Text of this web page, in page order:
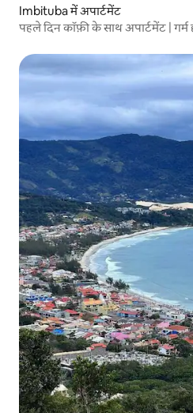
Imbituba में अपार्टमेंट
पहले दिन कॉफ़ी के साथ अपार्टमेंट | गर्म